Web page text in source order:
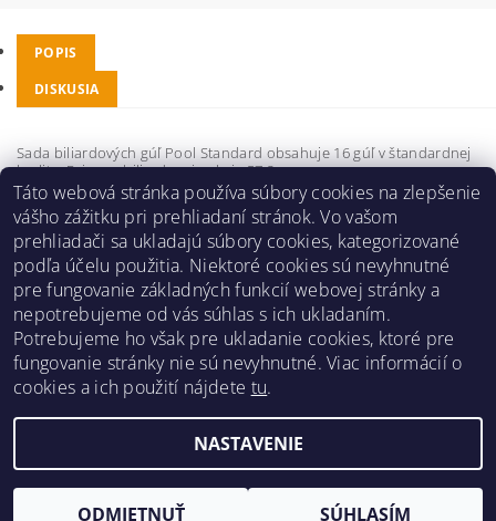
POPIS
DISKUSIA
Sada biliardových gúľ Pool Standard obsahuje 16 gúľ v štandardnej
kvalite. Priemer biliardovej gule je 57,2 mm.
Buďte prvý, kto napíše príspevok k tejto položke.
Pridať komentár
Obchodné podmienky | Reklamačný poriadok
Zásady ochrany osobných údajov | Prepravný poriadok
2026 ©Pre hráčov, všetky práva vyhradenéUpraviť nastavenie cookies
Táto webová stránka používa súbory cookies na zlepšenie
vášho zážitku pri prehliadaní stránok. Vo vašom
prehliadači sa ukladajú súbory cookies, kategorizované
podľa účelu použitia. Niektoré cookies sú nevyhnutné
pre fungovanie základných funkcií webovej stránky a
nepotrebujeme od vás súhlas s ich ukladaním.
Potrebujeme ho však pre ukladanie cookies, ktoré pre
fungovanie stránky nie sú nevyhnutné. Viac informácií o
cookies a ich použití nájdete tu.
NASTAVENIE
ODMIETNUŤ SÚHLASÍM